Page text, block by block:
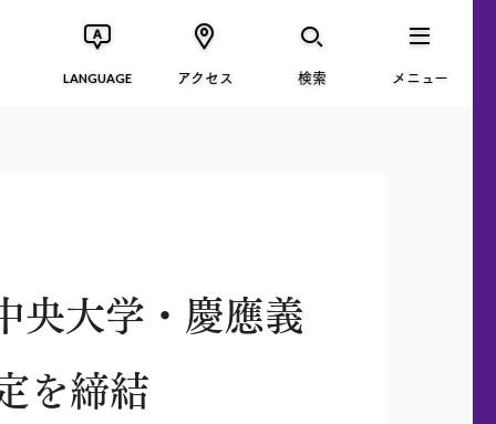
LANGUAGE アクセス 検索 メニュー
央大学・慶應義
を締結